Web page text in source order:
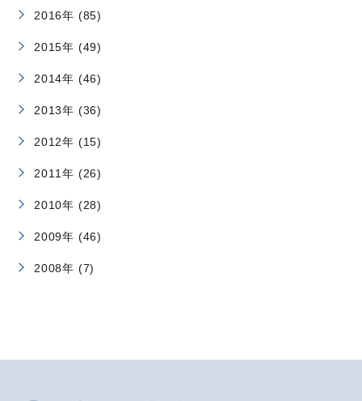
2016年 (85)
2015年 (49)
2014年 (46)
2013年 (36)
2012年 (15)
2011年 (26)
2010年 (28)
2009年 (46)
2008年 (7)